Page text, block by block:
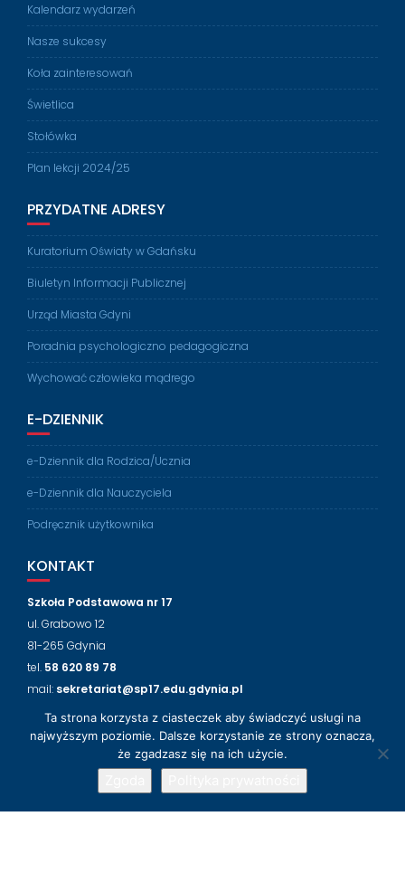
Kalendarz wydarzeń
Nasze sukcesy
Koła zainteresowań
Świetlica
Stołówka
Plan lekcji 2024/25
PRZYDATNE ADRESY
Kuratorium Oświaty w Gdańsku
Biuletyn Informacji Publicznej
Urząd Miasta Gdyni
Poradnia psychologiczno pedagogiczna
Wychować człowieka mądrego
E-DZIENNIK
e-Dziennik dla Rodzica/Ucznia
e-Dziennik dla Nauczyciela
Podręcznik użytkownika
KONTAKT
Szkoła Podstawowa nr 17
ul. Grabowo 12
81-265 Gdynia
tel. 58 620 89 78
mail: sekretariat@sp17.edu.gdynia.pl
NASZ FACEBOOK
Ta strona korzysta z ciasteczek aby świadczyć usługi na
najwyższym poziomie. Dalsze korzystanie ze strony oznacza,
że zgadzasz się na ich użycie.